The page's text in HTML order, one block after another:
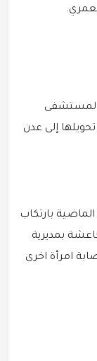
المستشفى
إلى عدن
بارتكاب
بمديرية
امرأة اخرى